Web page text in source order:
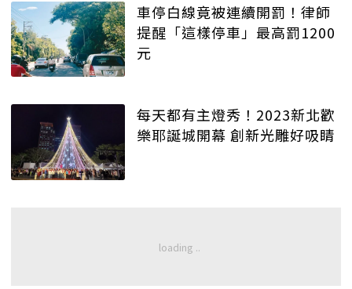
車停白線竟被連續開罰！律師
提醒「這樣停車」最高罰1200
元
每天都有主燈秀！2023新北歡
樂耶誕城開幕 創新光雕好吸睛